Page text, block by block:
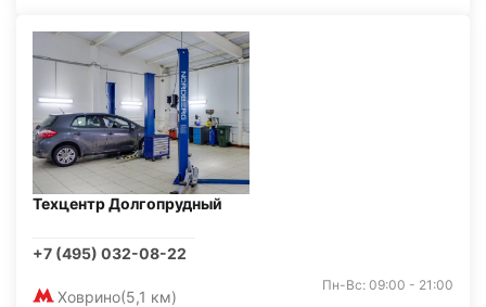
Техцентр Долгопрудный
+7 (495) 032-08-22
Ховрино(5,1 км)
Пн-Вс: 09:00 - 21:00